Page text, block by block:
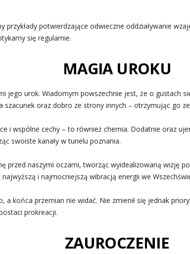
przykłady potwierdzające odwieczne oddziaływanie
się regularnie.
MAGIA UROKU
jego urok. Wiadomym powszechnie jest, że o gustach
szacunek oraz dobro ze strony innych – otrzymując go
i wspólne cechy – to również chemia. Dodatnie oraz
swoiste kanały w tunelu poznania.
przed naszymi oczami, tworząc wyidealizowaną wizję
i najmocniejszą wibracją energii we
a końca przemian nie widać. Nie zmienił się jednak
prokreacji.
ZAUROCZENIE